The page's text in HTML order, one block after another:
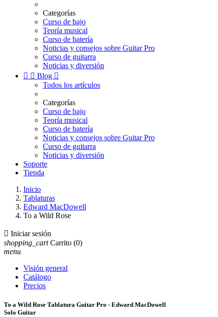
Categorías
Curso de bajo
Teoría musical
Curso de batería
Noticias y consejos sobre Guitar Pro
Curso de guitarra
Noticias y diversión
  Blog 
Todos los artículos
Categorías
Curso de bajo
Teoría musical
Curso de batería
Noticias y consejos sobre Guitar Pro
Curso de guitarra
Noticias y diversión
Soporte
Tienda
Inicio
Tablaturas
Edward MacDowell
To a Wild Rose
 Iniciar sesión
shopping_cart Carrito (0)
menu
Visión general
Catálogo
Precios
To a Wild Rose Tablatura Guitar Pro - Edward MacDowell
Solo Guitar